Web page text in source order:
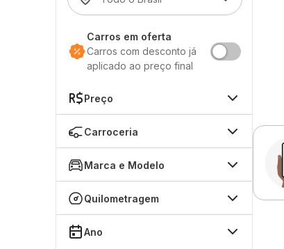
Carros em oferta
Carros com desconto já
aplicado ao preço final
Preço
Carroceria
Marca e Modelo
Quilometragem
Ano